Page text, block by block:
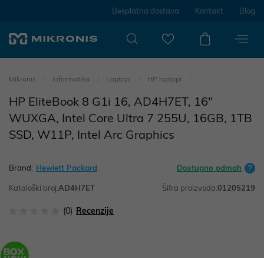
Besplatna dostava Kontakt Blog
Mikronis Informatika Laptopi HP laptopi
HP EliteBook 8 G1i 16, AD4H7ET, 16"
WUXGA, Intel Core Ultra 7 255U, 16GB, 1TB
SSD, W11P, Intel Arc Graphics
Brand: Hewlett Packard Dostupno odmah
Kataloški broj:AD4H7ET Šifra proizvoda:01205219
(0) Recenzije